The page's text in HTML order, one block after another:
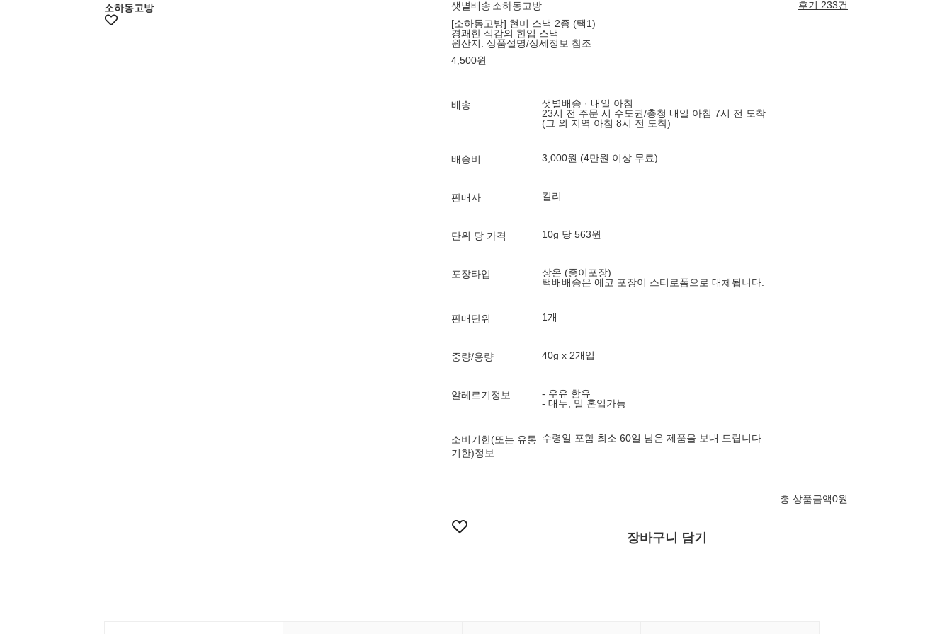
소하동고방 샛별배송 소하동고방
후기 233건
[소하동고방] 현미 스낵 2종 (택1)
경쾌한 식감의 한입 스낵
원산지: 상품설명/상세정보 참조
4,500원
배송
샛별배송 · 내일 아침
23시 전 주문 시 수도권/충청 내일 아침 7시 전 도착
(그 외 지역 아침 8시 전 도착)
배송비 3,000원 (4만원 이상 무료)
판매자 컬리
단위 당 가격 10g 당 563원
포장타입
상온 (종이포장)
택배배송은 에코 포장이 스티로폼으로 대체됩니다.
판매단위 1개
중량/용량 40g x 2개입
알레르기정보
- 우유 함유
- 대두, 밀 혼입가능
소비기한(또는 유통
기한)정보
수령일 포함 최소 60일 남은 제품을 보내 드립니다
총 상품금액0원
장바구니 담기